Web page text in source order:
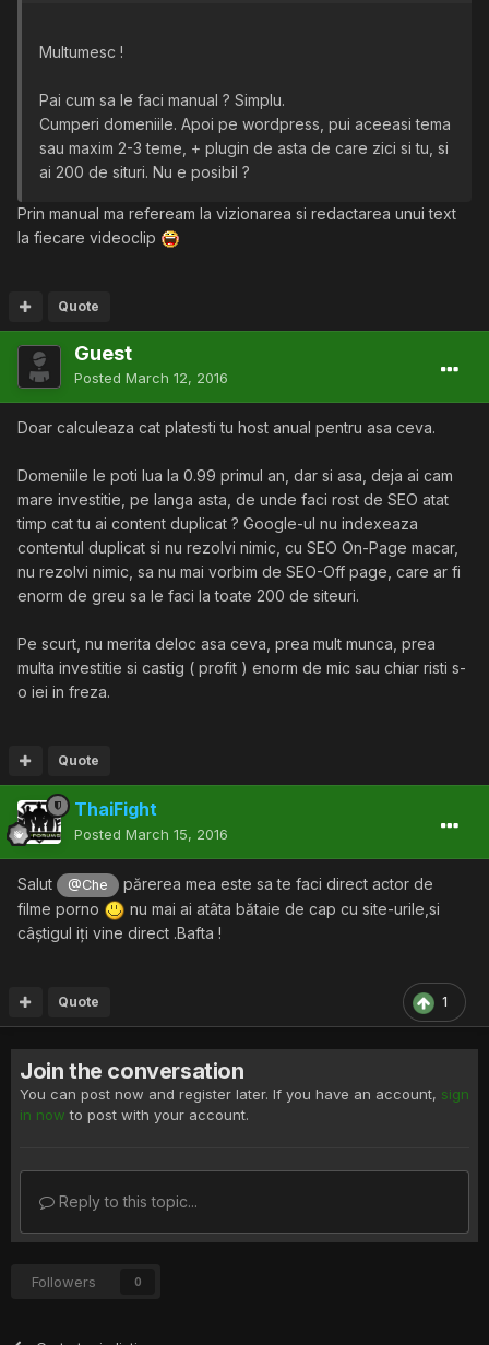
Multumesc !
Pai cum sa le faci manual ? Simplu.
Cumperi domeniile. Apoi pe wordpress, pui aceeasi tema
sau maxim 2-3 teme, + plugin de asta de care zici si tu, si
ai 200 de situri. Nu e posibil ?
Prin manual ma refeream la vizionarea si redactarea unui text
la fiecare videoclip
Quote
Guest
Posted March 12, 2016
Doar calculeaza cat platesti tu host anual pentru asa ceva.
Domeniile le poti lua la 0.99 primul an, dar si asa, deja ai cam
mare investitie, pe langa asta, de unde faci rost de SEO atat
timp cat tu ai content duplicat ? Google-ul nu indexeaza
contentul duplicat si nu rezolvi nimic, cu SEO On-Page macar,
nu rezolvi nimic, sa nu mai vorbim de SEO-Off page, care ar fi
enorm de greu sa le faci la toate 200 de siteuri.
Pe scurt, nu merita deloc asa ceva, prea mult munca, prea
multa investitie si castig ( profit ) enorm de mic sau chiar risti s-
o iei in freza.
Quote
ThaiFight
Posted March 15, 2016
Salut @Che
părerea mea este sa te faci direct actor de
filme porno
nu mai ai atâta bătaie de cap cu site-urile,si
câștigul iți vine direct .Bafta !
1
Quote
Join the conversation
You can post now and register later. If you have an account, sign
in now to post with your account.
Reply to this topic...
Followers 0